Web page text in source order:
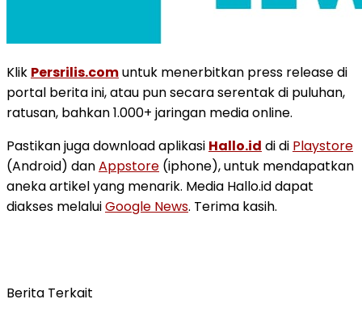
Klik Persrilis.comuntuk menerbitkan press release di
portal berita ini, atau pun secara serentak di puluhan,
ratusan, bahkan 1.000+ jaringan media online.
Pastikan juga download aplikasi Hallo.id di di Playstore
(Android) danAppstore (iphone), untuk mendapatkan
aneka artikel yang menarik. Media Hallo.id dapat
diakses melaluiGoogle News. Terima kasih.
Berita Terkait